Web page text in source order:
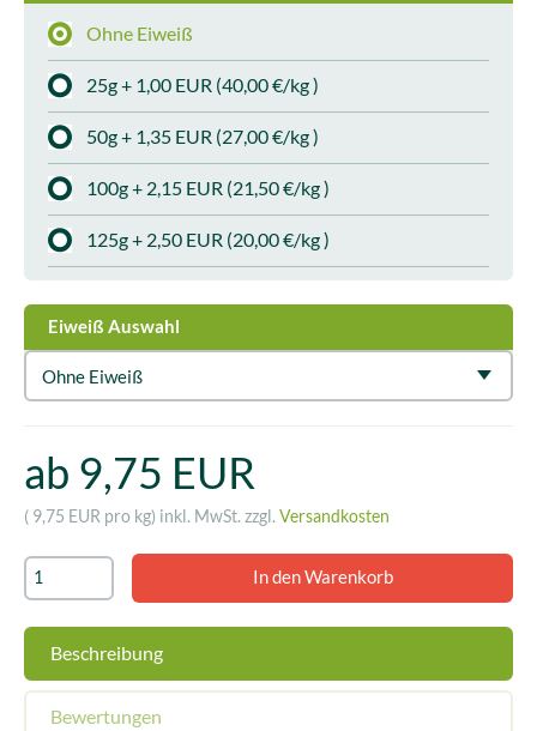
Ohne Eiweiß
25g + 1,00 EUR (40,00 €/kg )
50g + 1,35 EUR (27,00 €/kg )
100g + 2,15 EUR (21,50 €/kg )
125g + 2,50 EUR (20,00 €/kg )
Eiweiß Auswahl
Ohne Eiweiß
ab 9,75 EUR
( 9,75 EUR pro kg) inkl. MwSt. zzgl. Versandkosten
Beschreibung
Bewertungen